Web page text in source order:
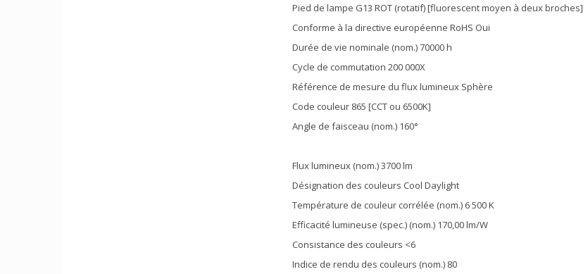
Pied de lampe G13 ROT (rotatif) [fluorescent moyen à deux broches]
Conforme à la directive européenne RoHS Oui
Durée de vie nominale (nom.) 70000 h
Cycle de commutation 200 000X
Référence de mesure du flux lumineux Sphère
Code couleur 865 [CCT ou 6500K]
Angle de faisceau (nom.) 160°
Flux lumineux (nom.) 3700 lm
Désignation des couleurs Cool Daylight
Température de couleur corrélée (nom.) 6 500 K
Efficacité lumineuse (spec.) (nom.) 170,00 lm/W
Consistance des couleurs <6
Indice de rendu des couleurs (nom.) 80